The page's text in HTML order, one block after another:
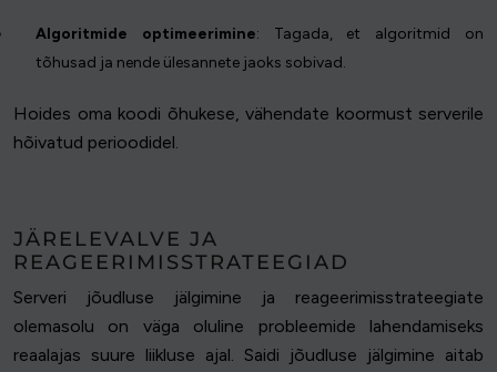
Algoritmide optimeerimine: Tagada, et algoritmid on
tõhusad ja nende ülesannete jaoks sobivad.
Hoides oma koodi õhukese, vähendate koormust serverile
hõivatud perioodidel.
JÄRELEVALVE JA
REAGEERIMISSTRATEEGIAD
Serveri jõudluse jälgimine ja reageerimisstrateegiate
olemasolu on väga oluline probleemide lahendamiseks
reaalajas suure liikluse ajal. Saidi jõudluse jälgimine aitab